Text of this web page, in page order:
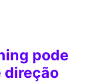
pode
direção